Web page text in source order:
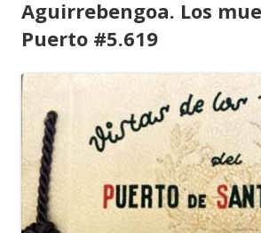
Aguirrebengoa. Los
Puerto #5.619